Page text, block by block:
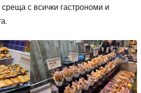
с всички гастрономи и